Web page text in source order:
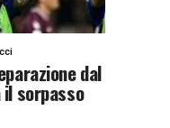
dal
il sorpasso